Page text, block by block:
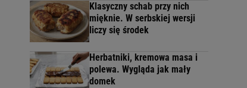
Klasyczny schab przy nich
mięknie. W serbskiej wersji
liczy się środek
Herbatniki, kremowa masa i
polewa. Wygląda jak mały
domek